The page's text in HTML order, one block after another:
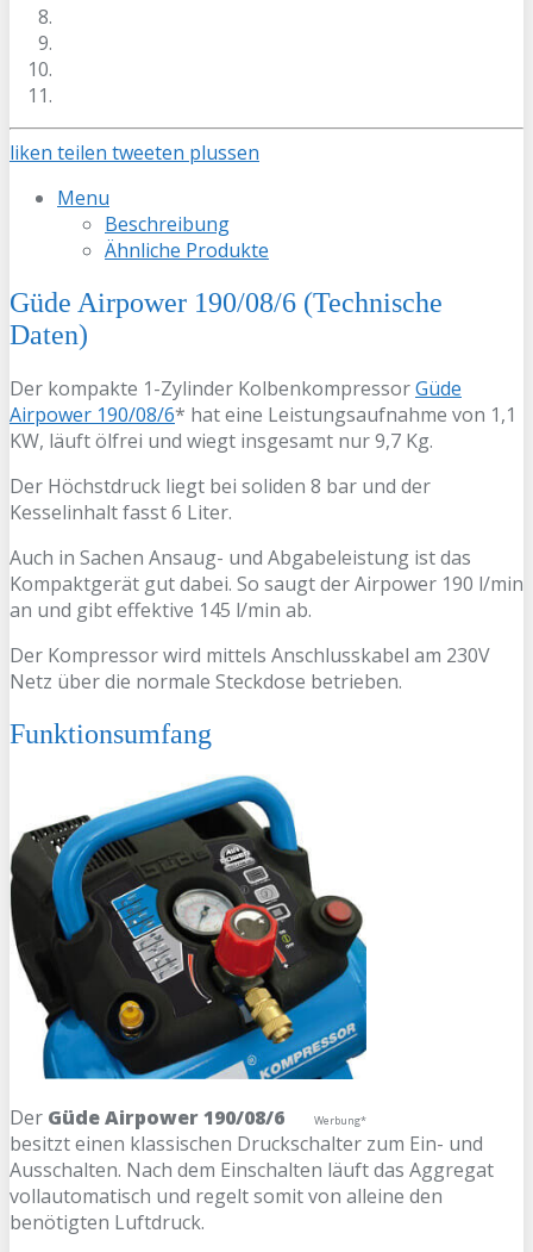
liken teilen tweeten plussen
Menu
Beschreibung
Ähnliche Produkte
Güde Airpower 190/08/6 (Technische
Daten)
Der kompakte 1-Zylinder KolbenkompressorGüde
Airpower 190/08/6* hat eine Leistungsaufnahme von 1,1
KW, läuft ölfrei und wiegt insgesamt nur 9,7 Kg.
Der Höchstdruck liegt bei soliden 8 bar und der
Kesselinhalt fasst 6 Liter.
Auch in Sachen Ansaug- und Abgabeleistung ist das
Kompaktgerät gut dabei. So saugt der Airpower 190 l/min
an und gibt effektive 145 l/min ab.
Der Kompressor wird mittels Anschlusskabel am 230V
Netz über die normale Steckdose betrieben.
Funktionsumfang
Werbung*
Der Güde Airpower 190/08/6
besitzt einen klassischen Druckschalter zum Ein- und
Ausschalten. Nach dem Einschalten läuft das Aggregat
vollautomatisch und regelt somit von alleine den
benötigten Luftdruck.